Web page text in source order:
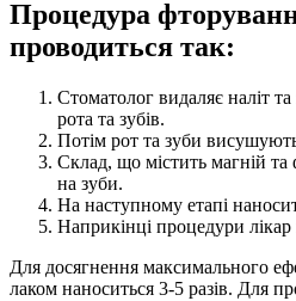
Процедура
проводиться так:
Стоматолог видаляє наліт
рота та зубів.
Потім рот та зуби
Склад, що містить магній
на зуби.
На наступному етапі
Наприкінці процедури
Для досягнення максимального
лаком наноситься 3-5 разів. Для